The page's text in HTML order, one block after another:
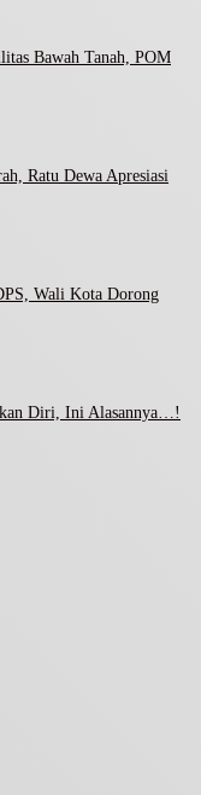
Bawah Tanah, POM
Ratu Dewa Apresiasi
Wali Kota Dorong
Diri, Ini Alasannya…!